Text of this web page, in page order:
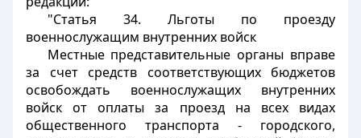
"Статья 34. Льготы по проезду
военнослужащим внутренних войск
Местные представительные органы вправе
за счет средств соответствующих бюджетов
освобождать военнослужащих внутренних
войск от оплаты за проезд на всех видах
общественного транспорта - городского,